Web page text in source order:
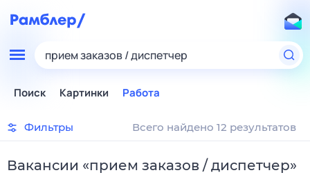
прием заказов / диспетчер
Поиск Картинки Работа
Фильтры Всего найдено 12 результатов
Вакансии «прием заказов / диспетчер»